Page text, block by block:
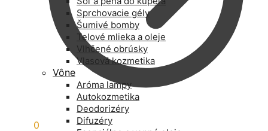
0
Sprchovacie gély
Šumivé bomby
Telové mlieka a oleje
Vlhčené obrúsky
Vlasová kozmetika
Vône
Aróma lampy
Autokozmetika
Deodorizéry
Difuzéry